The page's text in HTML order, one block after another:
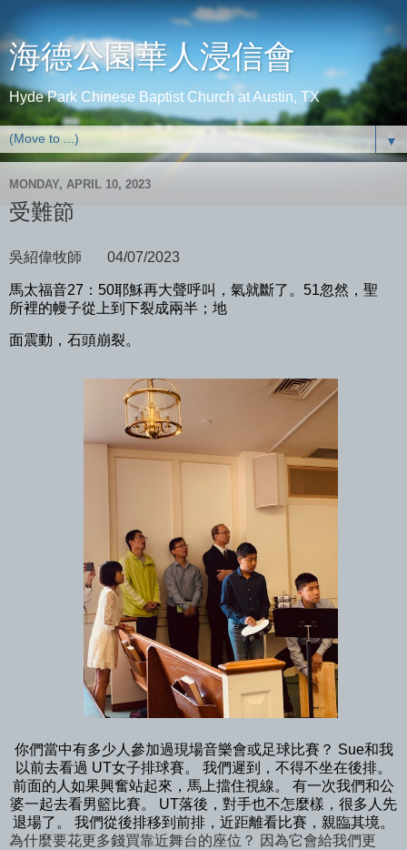
海德公園華人浸信會
Hyde Park Chinese Baptist Church at Austin, TX
▼
MONDAY, APRIL 10, 2023
受難節
吳紹偉牧師 04/07/2023
馬太福音27：50耶穌再大聲呼叫，氣就斷了。51忽然，聖
所裡的幔子從上到下裂成兩半；地
面震動，石頭崩裂。
你們當中有多少人參加過現場音樂會或足球比賽？ Sue和我
以前去看過 UT女子排球賽。 我們遲到，不得不坐在後排。
前面的人如果興奮站起來，馬上擋住視線。 有一次我們和公
婆一起去看男籃比賽。 UT落後，對手也不怎麼樣，很多人先
退場了。 我們從後排移到前排，近距離看比賽，親臨其境。
為什麼要花更多錢買靠近舞台的座位？ 因為它會給我們更